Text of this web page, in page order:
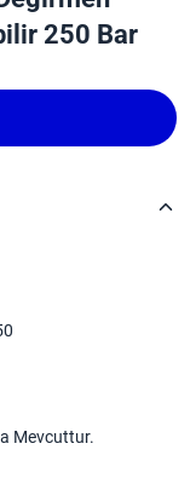
250 Bar
Mevcuttur.